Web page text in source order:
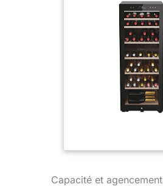
Capacité et agencement